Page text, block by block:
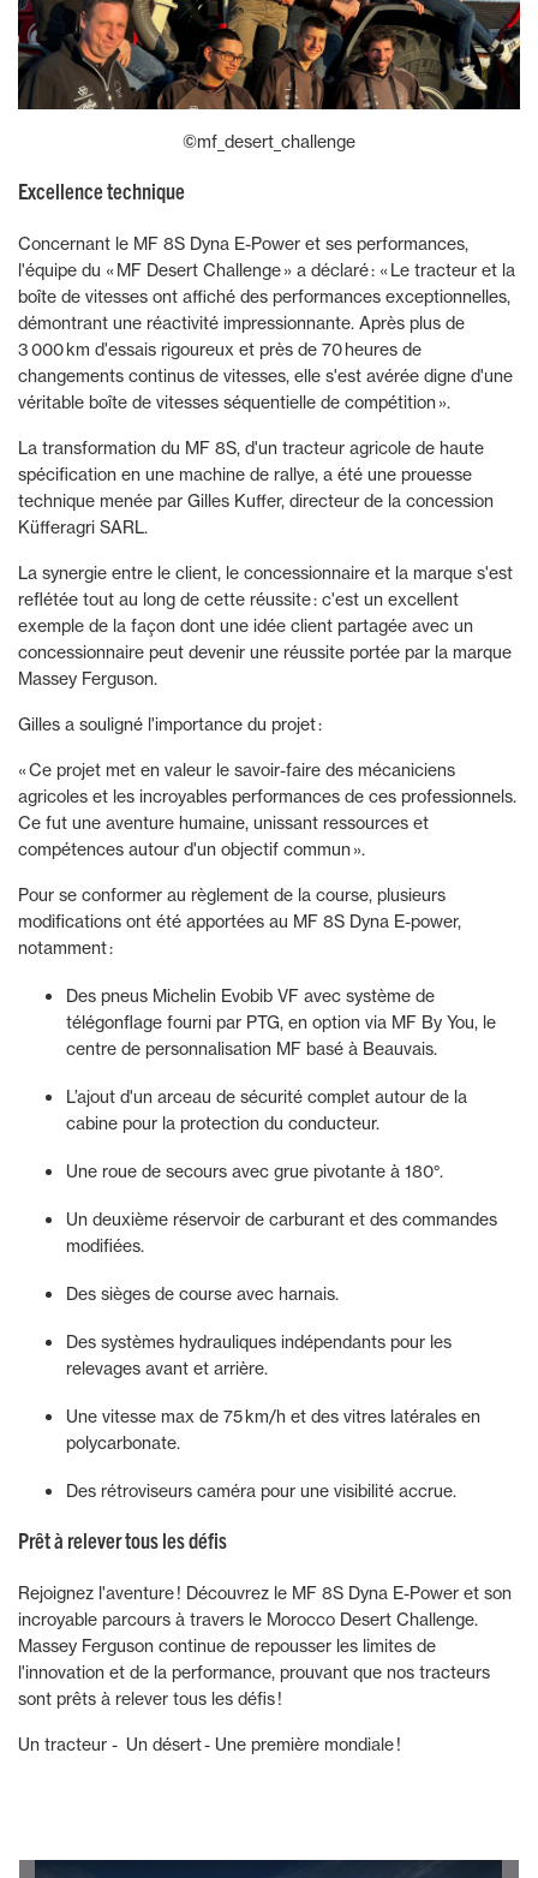
©mf_desert_challenge
Excellence technique
Concernant le MF 8S Dyna E-Power et ses performances,
l'équipe du « MF Desert Challenge » a déclaré : « Le tracteur et la
boîte de vitesses ont affiché des performances exceptionnelles,
démontrant une réactivité impressionnante. Après plus de
3 000 km d'essais rigoureux et près de 70 heures de
changements continus de vitesses, elle s'est avérée digne d'une
véritable boîte de vitesses séquentielle de compétition ».
La transformation du MF 8S, d'un tracteur agricole de haute
spécification en une machine de rallye, a été une prouesse
technique menée par Gilles Kuffer, directeur de la concession
Küfferagri SARL.
La synergie entre le client, le concessionnaire et la marque s'est
reflétée tout au long de cette réussite : c'est un excellent
exemple de la façon dont une idée client partagée avec un
concessionnaire peut devenir une réussite portée par la marque
Massey Ferguson.
Gilles a souligné l'importance du projet :
« Ce projet met en valeur le savoir-faire des mécaniciens
agricoles et les incroyables performances de ces professionnels.
Ce fut une aventure humaine, unissant ressources et
compétences autour d'un objectif commun ».
Pour se conformer au règlement de la course, plusieurs
modifications ont été apportées au MF 8S Dyna E-power,
notamment :
Des pneus Michelin Evobib VF avec système de
télégonflage fourni par PTG, en option via MF By You, le
centre de personnalisation MF basé à Beauvais.
L’ajout d'un arceau de sécurité complet autour de la
cabine pour la protection du conducteur.
Une roue de secours avec grue pivotante à 180°.
Un deuxième réservoir de carburant et des commandes
modifiées.
Des sièges de course avec harnais.
Des systèmes hydrauliques indépendants pour les
relevages avant et arrière.
Une vitesse max de 75 km/h et des vitres latérales en
polycarbonate.
Des rétroviseurs caméra pour une visibilité accrue.
Prêt à relever tous les défis
Rejoignez l'aventure ! Découvrez le MF 8S Dyna E-Power et son
incroyable parcours à travers le Morocco Desert Challenge.
Massey Ferguson continue de repousser les limites de
l'innovation et de la performance, prouvant que nos tracteurs
sont prêts à relever tous les défis !
Un tracteur - Un désert - Une première mondiale !